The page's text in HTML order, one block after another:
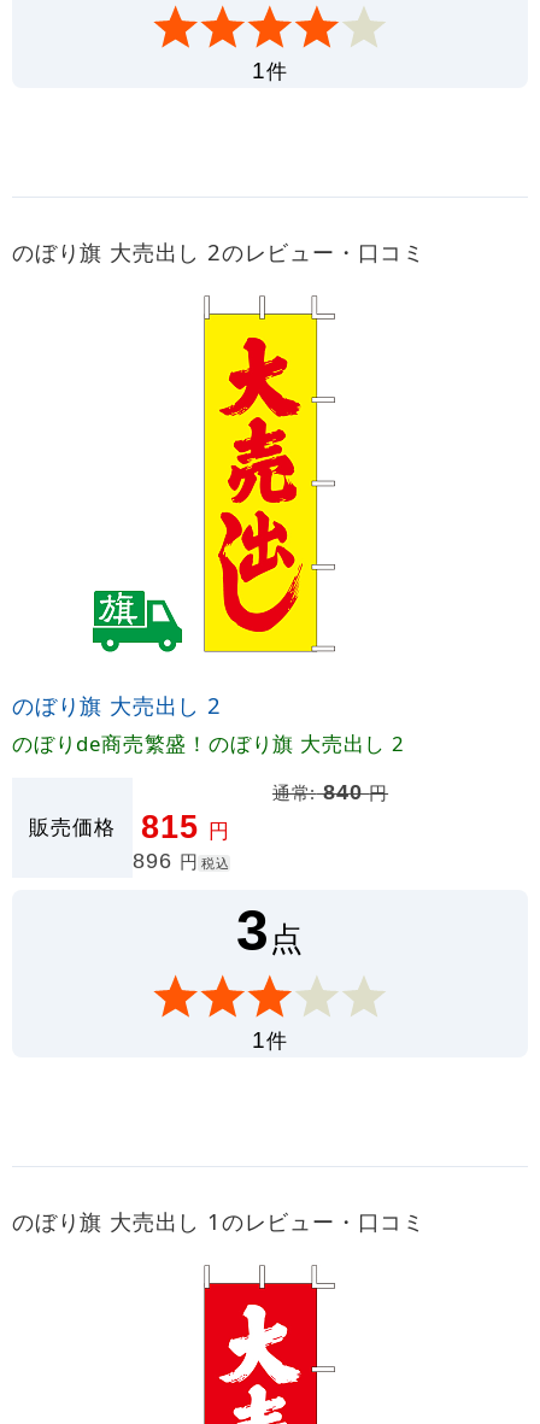
1件
のぼり旗 大売出し 2のレビュー・口コミ
のぼり旗 大売出し 2
のぼりde商売繁盛！のぼり旗 大売出し 2
販売価格
通常:840円
815 円
896 円 税込
3点
1件
のぼり旗 大売出し 1のレビュー・口コミ